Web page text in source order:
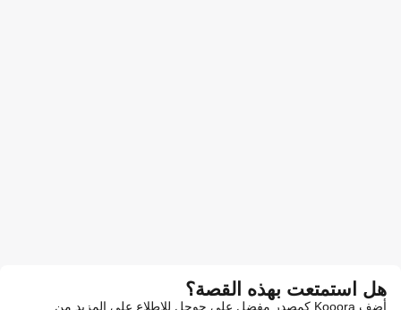
هل استمتعت بهذه القصة؟
أضف Kooora كمصدر مفضل على جوجل للاطلاع على المزيد من